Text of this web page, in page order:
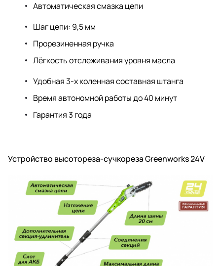
Автоматическая смазка цепи
Шаг цепи: 9,5 мм
Прорезиненная ручка
Лёгкость отслеживания уровня масла
Удобная 3-х коленная составная штанга
Время автономной работы до 40 минут
Гарантия 3 года
Устройство высотореза-сучкореза Greenworks 24V